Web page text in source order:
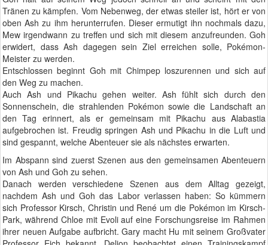
Tränen zu kämpfen. Vom Nebenweg, der etwas steiler ist, hört er von
oben Ash zu ihm herunterrufen. Dieser ermutigt ihn nochmals dazu,
Mew irgendwann zu treffen und sich mit diesem anzufreunden. Goh
erwidert, dass Ash dagegen sein Ziel erreichen solle, Pokémon-
Meister zu werden.
Entschlossen beginnt Goh mit Chimpep loszurennen und sich auf
den Weg zu machen.
Auch Ash und Pikachu gehen weiter. Ash fühlt sich durch den
Sonnenschein, die strahlenden Pokémon sowie die Landschaft an
den Tag erinnert, als er gemeinsam mit Pikachu aus Alabastia
aufgebrochen ist. Freudig springen Ash und Pikachu in die Luft und
sind gespannt, welche Abenteuer sie als nächstes erwarten.
Im Abspann sind zuerst Szenen aus den gemeinsamen Abenteuern
von Ash und Goh zu sehen.
Danach werden verschiedene Szenen aus dem Alltag gezeigt,
nachdem Ash und Goh das Labor verlassen haben: So kümmern
sich Professor Kirsch, Christin und René um die Pokémon im Kirsch-
Park, während Chloe mit Evoli auf eine Forschungsreise im Rahmen
ihrer neuen Aufgabe aufbricht. Gary macht Hu mit seinem Großvater